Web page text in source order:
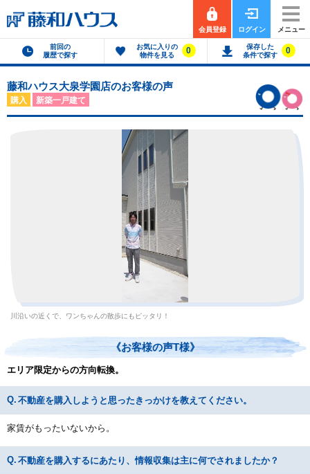
会員登録 ログイン メニュー
前回の
履歴で探す
お気に入りの
物件を見る
0
保存した
条件で探す
0
藤和ハウス大泉学園店のお客様の声
購入 新築一戸建て
川沿いの近くで、ワンちゃんの散歩にもピッタリ！
《お客様の声T様》
エリア限定からの方向転換。
不動産を購入しようと思ったきっかけを教えてください。
家賃がもったいないから。
不動産を購入するにあたり、情報収集は主に何でされましたか？